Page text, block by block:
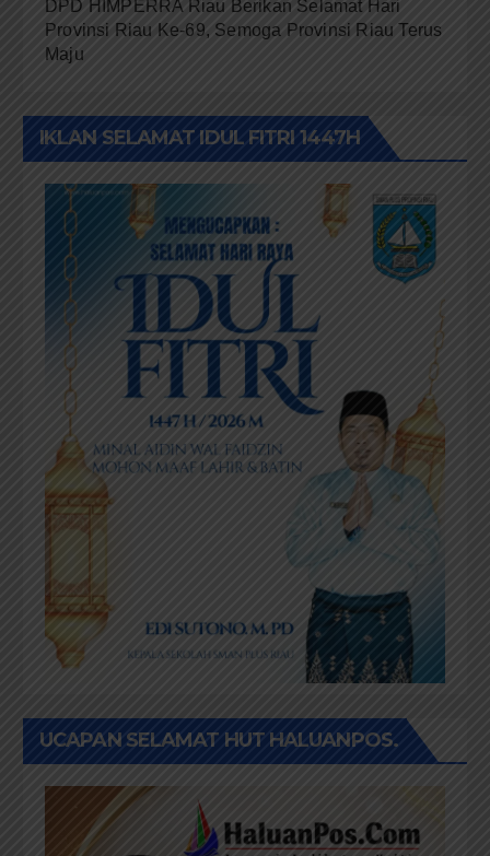
DPD HIMPERRA Riau Berikan Selamat Hari
Provinsi Riau Ke-69, Semoga Provinsi Riau Terus
Maju
IKLAN SELAMAT IDUL FITRI 1447H
UCAPAN SELAMAT HUT HALUANPOS.